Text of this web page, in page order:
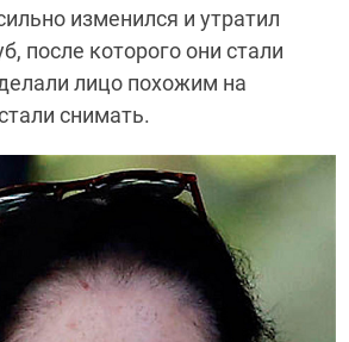
изменился и утратил
после которого они стали
лицо похожим на
снимать.